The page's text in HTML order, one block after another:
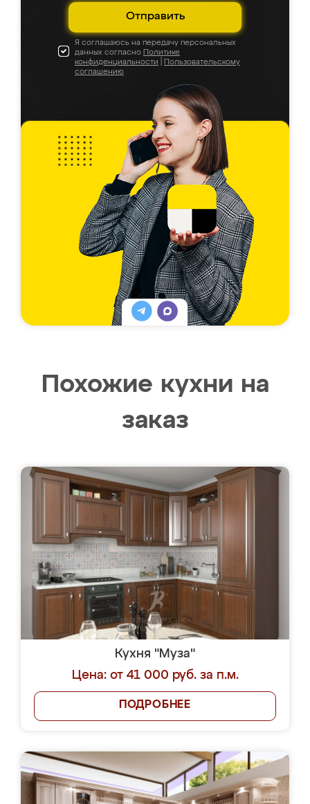
Отправить
Я соглашаюсь на передачу персональных
данных согласно Политике
конфиденциальности
Пользовательскому
соглашению
Похожие кухни на
заказ
Кухня "Муза"
Цена: от 41 000 руб. за п.м.
ПОДРОБНЕЕ